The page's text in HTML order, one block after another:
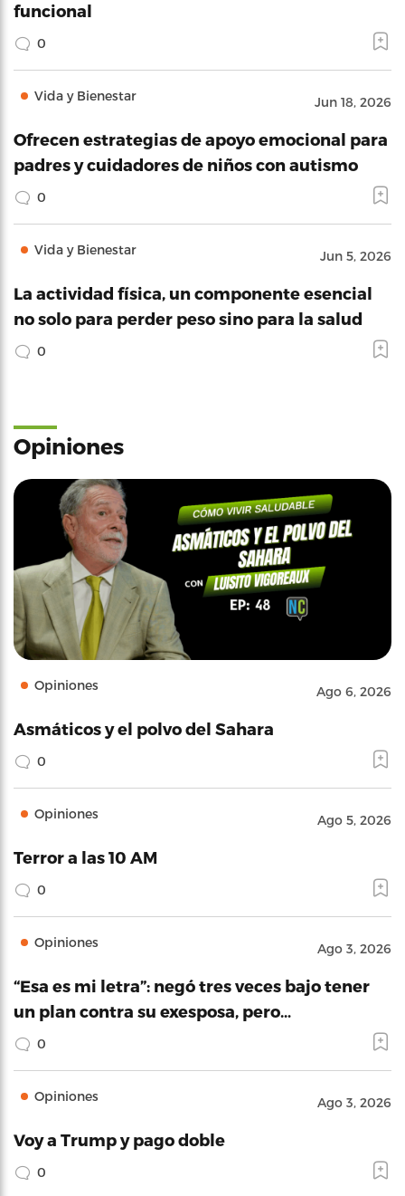
funcional
0
Vida y Bienestar Jun 18, 2026
Ofrecen estrategias de apoyo emocional para
padres y cuidadores de niños con autismo
0
Vida y Bienestar Jun 5, 2026
La actividad física, un componente esencial
no solo para perder peso sino para la salud
0
Opiniones
Opiniones Ago 6, 2026
Asmáticos y el polvo del Sahara
0
Opiniones Ago 5, 2026
Terror a las 10 AM
0
Opiniones Ago 3, 2026
“Esa es mi letra”: negó tres veces bajo tener
un plan contra su exesposa, pero…
0
Opiniones Ago 3, 2026
Voy a Trump y pago doble
0